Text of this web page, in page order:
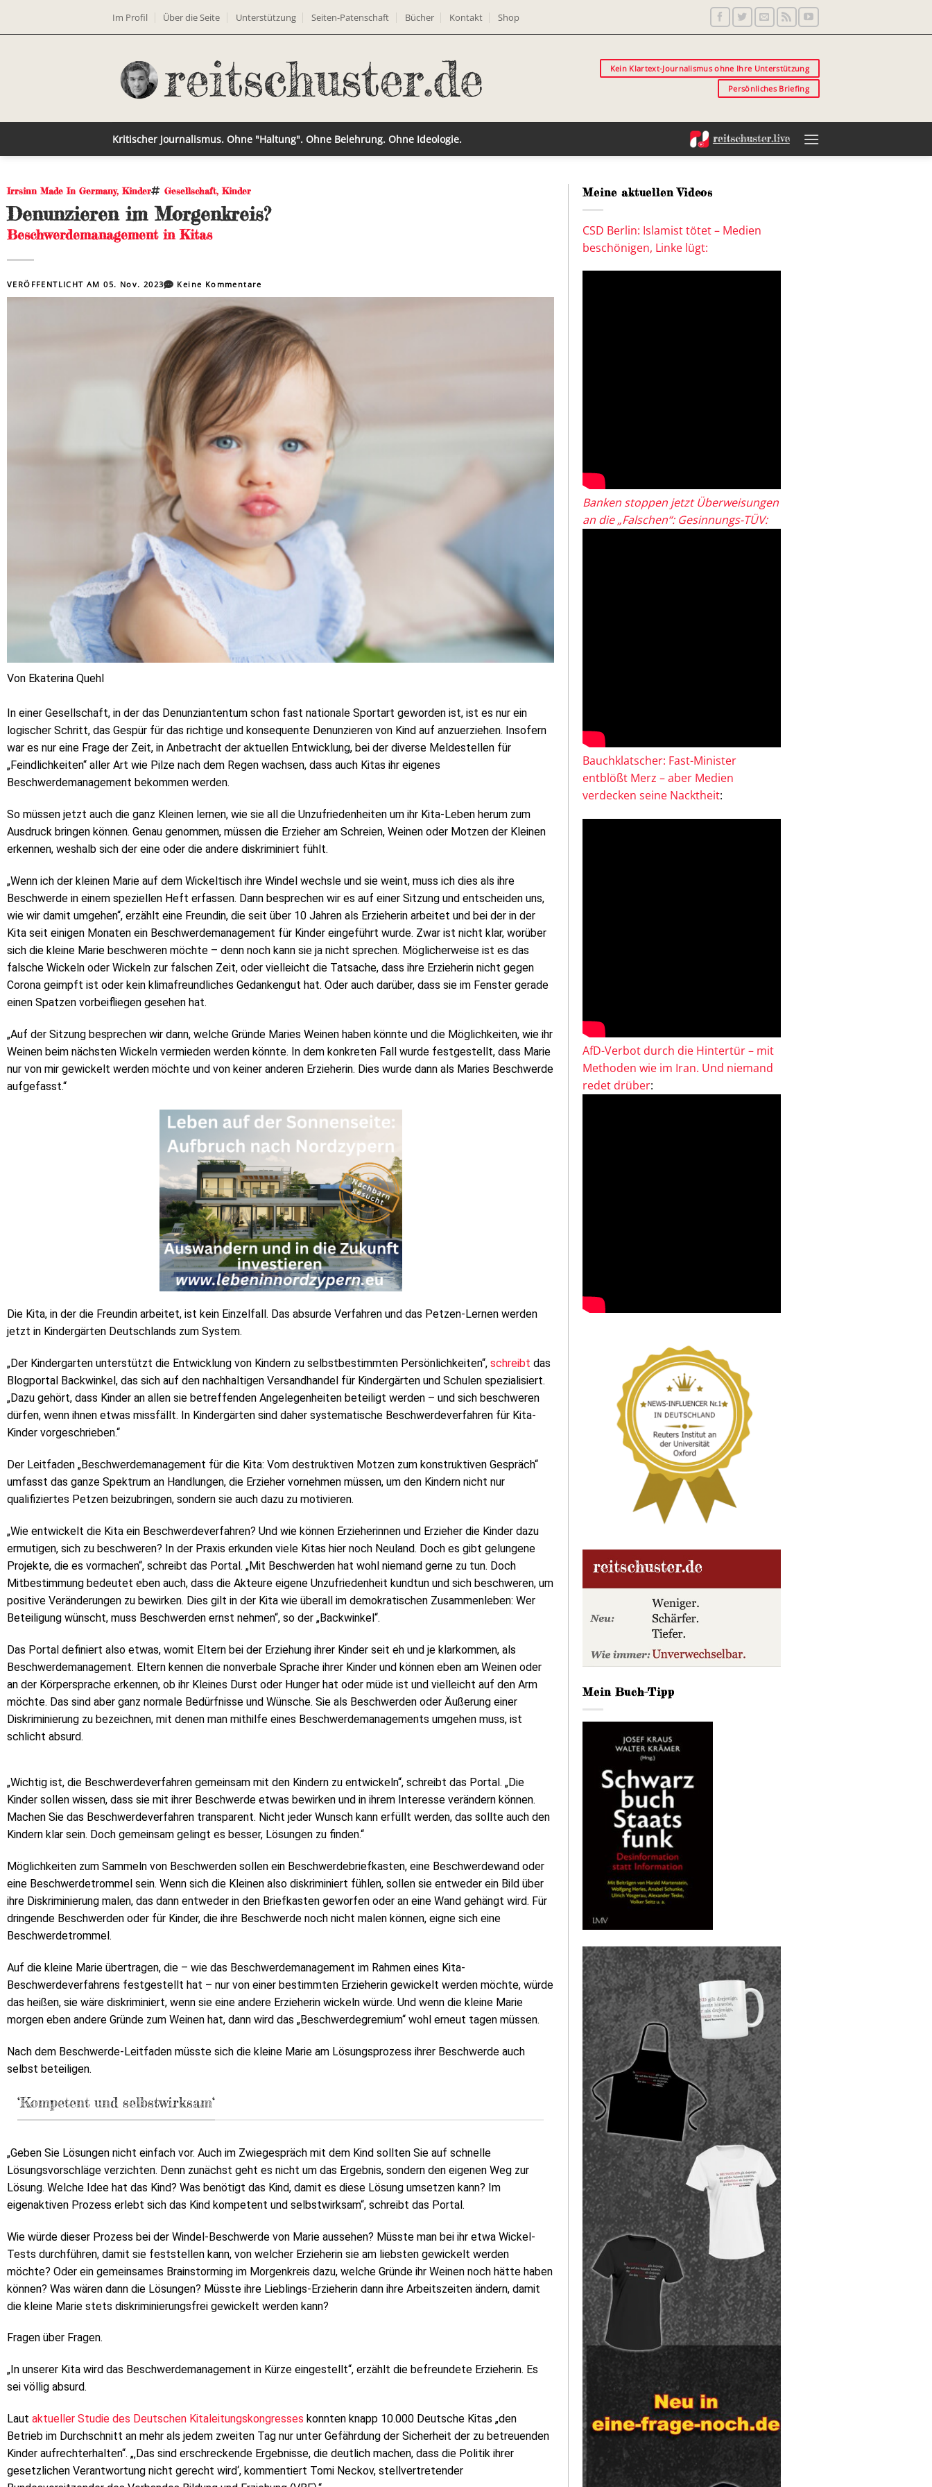
Im Profil Über die Seite Unterstützung Seiten-Patenschaft Bücher Kontakt Shop
Kein Klartext-Journalismus ohne Ihre Unterstützung
Persönliches Briefing
Kritischer Journalismus. Ohne "Haltung". Ohne Belehrung. Ohne Ideologie.
Irrsinn Made In Germany, Kinder Gesellschaft, Kinder
Denunzieren im Morgenkreis?
Beschwerdemanagement in Kitas
VERÖFFENTLICHT AM05. Nov. 2023 Keine Kommentare
Von Ekaterina Quehl
In einer Gesellschaft, in der das Denunziantentum schon fast nationale Sportart geworden ist, ist es nur ein
logischer Schritt, das Gespür für das richtige und konsequente Denunzieren von Kind auf anzuerziehen. Insofern
war es nur eine Frage der Zeit, in Anbetracht der aktuellen Entwicklung, bei der diverse Meldestellen für
„Feindlichkeiten“ aller Art wie Pilze nach dem Regen wachsen, dass auch Kitas ihr eigenes
Beschwerdemanagement bekommen werden.
So müssen jetzt auch die ganz Kleinen lernen, wie sie all die Unzufriedenheiten um ihr Kita-Leben herum zum
Ausdruck bringen können. Genau genommen, müssen die Erzieher am Schreien, Weinen oder Motzen der Kleinen
erkennen, weshalb sich der eine oder die andere diskriminiert fühlt.
„Wenn ich der kleinen Marie auf dem Wickeltisch ihre Windel wechsle und sie weint, muss ich dies als ihre
Beschwerde in einem speziellen Heft erfassen. Dann besprechen wir es auf einer Sitzung und entscheiden uns,
wie wir damit umgehen“, erzählt eine Freundin, die seit über 10 Jahren als Erzieherin arbeitet und bei der in der
Kita seit einigen Monaten ein Beschwerdemanagement für Kinder eingeführt wurde. Zwar ist nicht klar, worüber
sich die kleine Marie beschweren möchte – denn noch kann sie ja nicht sprechen. Möglicherweise ist es das
falsche Wickeln oder Wickeln zur falschen Zeit, oder vielleicht die Tatsache, dass ihre Erzieherin nicht gegen
Corona geimpft ist oder kein klimafreundliches Gedankengut hat. Oder auch darüber, dass sie im Fenster gerade
einen Spatzen vorbeifliegen gesehen hat.
„Auf der Sitzung besprechen wir dann, welche Gründe Maries Weinen haben könnte und die Möglichkeiten, wie ihr
Weinen beim nächsten Wickeln vermieden werden könnte. In dem konkreten Fall wurde festgestellt, dass Marie
nur von mir gewickelt werden möchte und von keiner anderen Erzieherin. Dies wurde dann als Maries Beschwerde
aufgefasst.“
Die Kita, in der die Freundin arbeitet, ist kein Einzelfall. Das absurde Verfahren und das Petzen-Lernen werden
jetzt in Kindergärten Deutschlands zum System.
„Der Kindergarten unterstützt die Entwicklung von Kindern zu selbstbestimmten Persönlichkeiten“, schreibt das
Blogportal Backwinkel, das sich auf den nachhaltigen Versandhandel für Kindergärten und Schulen spezialisiert.
„Dazu gehört, dass Kinder an allen sie betreffenden Angelegenheiten beteiligt werden – und sich beschweren
dürfen, wenn ihnen etwas missfällt. In Kindergärten sind daher systematische Beschwerdeverfahren für Kita-
Kinder vorgeschrieben.“
Der Leitfaden „Beschwerdemanagement für die Kita: Vom destruktiven Motzen zum konstruktiven Gespräch“
umfasst das ganze Spektrum an Handlungen, die Erzieher vornehmen müssen, um den Kindern nicht nur
qualifiziertes Petzen beizubringen, sondern sie auch dazu zu motivieren.
„Wie entwickelt die Kita ein Beschwerdeverfahren? Und wie können Erzieherinnen und Erzieher die Kinder dazu
ermutigen, sich zu beschweren? In der Praxis erkunden viele Kitas hier noch Neuland. Doch es gibt gelungene
Projekte, die es vormachen“, schreibt das Portal. „Mit Beschwerden hat wohl niemand gerne zu tun. Doch
Mitbestimmung bedeutet eben auch, dass die Akteure eigene Unzufriedenheit kundtun und sich beschweren, um
positive Veränderungen zu bewirken. Dies gilt in der Kita wie überall im demokratischen Zusammenleben: Wer
Beteiligung wünscht, muss Beschwerden ernst nehmen“, so der „Backwinkel“.
Das Portal definiert also etwas, womit Eltern bei der Erziehung ihrer Kinder seit eh und je klarkommen, als
Beschwerdemanagement. Eltern kennen die nonverbale Sprache ihrer Kinder und können eben am Weinen oder
an der Körpersprache erkennen, ob ihr Kleines Durst oder Hunger hat oder müde ist und vielleicht auf den Arm
möchte. Das sind aber ganz normale Bedürfnisse und Wünsche. Sie als Beschwerden oder Äußerung einer
Diskriminierung zu bezeichnen, mit denen man mithilfe eines Beschwerdemanagements umgehen muss, ist
schlicht absurd.
„Wichtig ist, die Beschwerdeverfahren gemeinsam mit den Kindern zu entwickeln“, schreibt das Portal. „Die
Kinder sollen wissen, dass sie mit ihrer Beschwerde etwas bewirken und in ihrem Interesse verändern können.
Machen Sie das Beschwerdeverfahren transparent. Nicht jeder Wunsch kann erfüllt werden, das sollte auch den
Kindern klar sein. Doch gemeinsam gelingt es besser, Lösungen zu finden.“
Möglichkeiten zum Sammeln von Beschwerden sollen ein Beschwerdebriefkasten, eine Beschwerdewand oder
eine Beschwerdetrommel sein. Wenn sich die Kleinen also diskriminiert fühlen, sollen sie entweder ein Bild über
ihre Diskriminierung malen, das dann entweder in den Briefkasten geworfen oder an eine Wand gehängt wird. Für
dringende Beschwerden oder für Kinder, die ihre Beschwerde noch nicht malen können, eigne sich eine
Beschwerdetrommel.
Auf die kleine Marie übertragen, die – wie das Beschwerdemanagement im Rahmen eines Kita-
Beschwerdeverfahrens festgestellt hat – nur von einer bestimmten Erzieherin gewickelt werden möchte, würde
das heißen, sie wäre diskriminiert, wenn sie eine andere Erzieherin wickeln würde. Und wenn die kleine Marie
morgen eben andere Gründe zum Weinen hat, dann wird das „Beschwerdegremium“ wohl erneut tagen müssen.
Nach dem Beschwerde-Leitfaden müsste sich die kleine Marie am Lösungsprozess ihrer Beschwerde auch
selbst beteiligen.
‘Kompetent und selbstwirksam‘
„Geben Sie Lösungen nicht einfach vor. Auch im Zwiegespräch mit dem Kind sollten Sie auf schnelle
Lösungsvorschläge verzichten. Denn zunächst geht es nicht um das Ergebnis, sondern den eigenen Weg zur
Lösung. Welche Idee hat das Kind? Was benötigt das Kind, damit es diese Lösung umsetzen kann? Im
eigenaktiven Prozess erlebt sich das Kind kompetent und selbstwirksam“, schreibt das Portal.
Wie würde dieser Prozess bei der Windel-Beschwerde von Marie aussehen? Müsste man bei ihr etwa Wickel-
Tests durchführen, damit sie feststellen kann, von welcher Erzieherin sie am liebsten gewickelt werden
möchte? Oder ein gemeinsames Brainstorming im Morgenkreis dazu, welche Gründe ihr Weinen noch hätte haben
können? Was wären dann die Lösungen? Müsste ihre Lieblings-Erzieherin dann ihre Arbeitszeiten ändern, damit
die kleine Marie stets diskriminierungsfrei gewickelt werden kann?
Fragen über Fragen.
„In unserer Kita wird das Beschwerdemanagement in Kürze eingestellt“, erzählt die befreundete Erzieherin. Es
sei völlig absurd.
Laut aktueller Studie des Deutschen Kitaleitungskongresses konnten knapp 10.000 Deutsche Kitas „den
Betrieb im Durchschnitt an mehr als jedem zweiten Tag nur unter Gefährdung der Sicherheit der zu betreuenden
Kinder aufrechterhalten“. „‚Das sind erschreckende Ergebnisse, die deutlich machen, dass die Politik ihrer
gesetzlichen Verantwortung nicht gerecht wird‘, kommentiert Tomi Neckov, stellvertretender
Meine aktuellen Videos
CSD Berlin: Islamist tötet – Medien
beschönigen, Linke lügt:
Banken stoppen jetzt Überweisungen
an die „Falschen“: Gesinnungs-TÜV:
Bauchklatscher: Fast-Minister
entblößt Merz – aber Medien
verdecken seine Nacktheit:
AfD-Verbot durch die Hintertür – mit
Methoden wie im Iran. Und niemand
redet drüber:
Mein Buch-Tipp